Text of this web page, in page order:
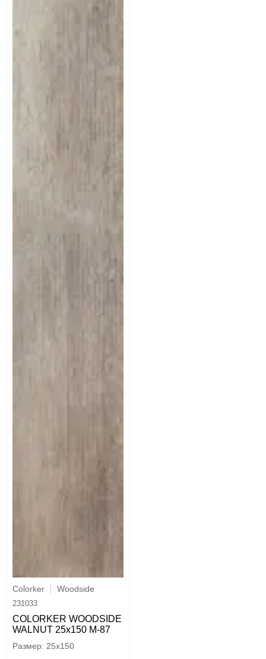
Colorker Woodside
231033
COLORKER WOODSIDE
WALNUT 25х150 M-87
25x150